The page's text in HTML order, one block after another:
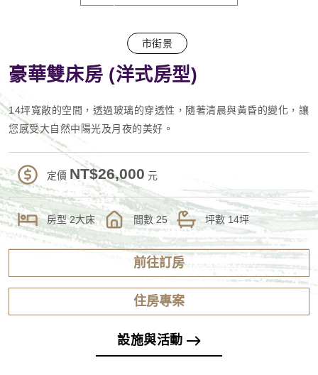
市街景
豪華雙床房 (洋式房型)
14坪寬敞的空間，透過玻璃的穿透性，隨著清晨與黃昏的變化，讓
您感受大自然中陽光及月夜的美好。
定價 NT$26,000 元
房型2大床 間數 25 坪數14坪
前往訂房
住房專案
設施與活動